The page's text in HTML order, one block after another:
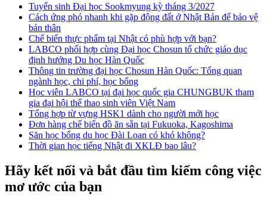
Tuyển sinh Đại học Sookmyung kỳ tháng 3/2027
Cách ứng phó nhanh khi gặp động đất ở Nhật Bản để bảo vệ
bản thân
Chế biến thực phẩm tại Nhật có phù hợp với bạn?
LABCO phối hợp cùng Đại học Chosun tổ chức giáo dục
định hướng Du học Hàn Quốc
Thông tin trường đại học Chosun Hàn Quốc: Tổng quan
ngành học, chi phí, học bổng
Học viên LABCO tại đại học quốc gia CHUNGBUK tham
gia đại hội thể thao sinh viên Việt Nam
Tổng hợp từ vựng HSK1 dành cho người mới học
Đơn hàng chế biến đồ ăn sẵn tại Fukuoka, Kagoshima
Săn học bổng du học Đài Loan có khó không?
Thời gian học tiếng Nhật đi XKLĐ bao lâu?
Hãy kết nối và bắt đầu tìm kiếm công việc
mơ ước của bạn